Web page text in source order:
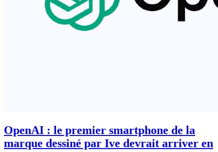
OpenAI : le premier smartphone de la
marque dessiné par Ive devrait arriver en